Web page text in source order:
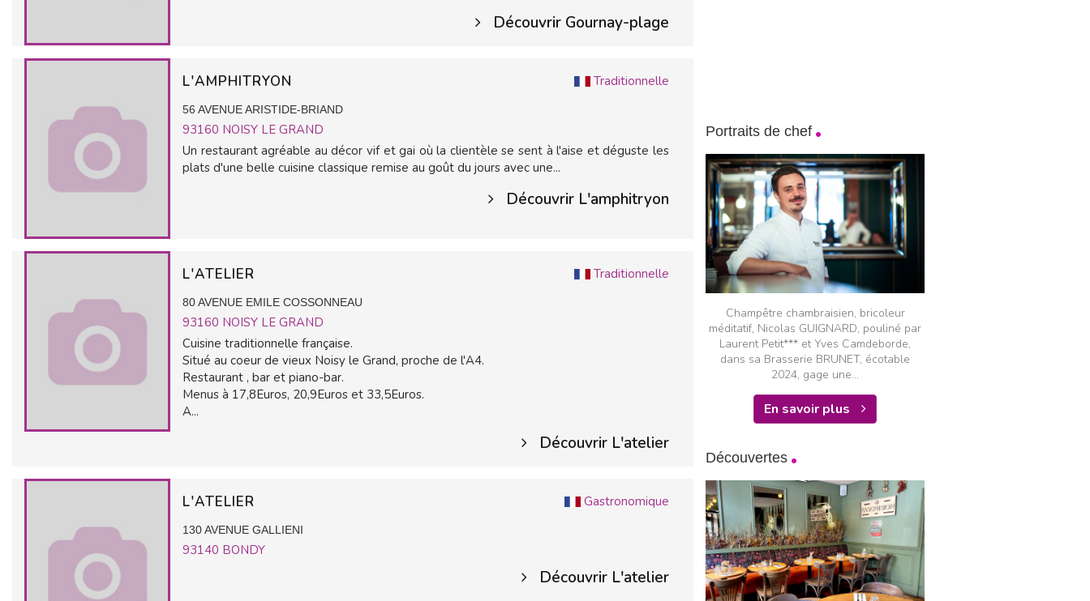
Découvrir Gournay-plage
Traditionnelle
L'AMPHITRYON
56 AVENUE ARISTIDE-BRIAND
93160 NOISY LE GRAND
Un restaurant agréable au décor vif et gai où la clientèle se sent à l'aise et déguste les
plats d'une belle cuisine classique remise au goût du jours avec une...
Découvrir L'amphitryon
Traditionnelle
L'ATELIER
80 AVENUE EMILE COSSONNEAU
93160 NOISY LE GRAND
Cuisine traditionnelle française.
Situé au coeur de vieux Noisy le Grand, proche de l'A4.
Restaurant , bar et piano-bar.
Menus à 17,8Euros, 20,9Euros et 33,5Euros.
A...
Découvrir L'atelier
Gastronomique
L'ATELIER
130 AVENUE GALLIENI
93140 BONDY
Découvrir L'atelier
Portraits de chef
Champêtre chambraisien, bricoleur
méditatif, Nicolas GUIGNARD, pouliné par
Laurent Petit*** et Yves Camdeborde,
dans sa Brasserie BRUNET, écotable
2024, gage une...
En savoir plus
Découvertes